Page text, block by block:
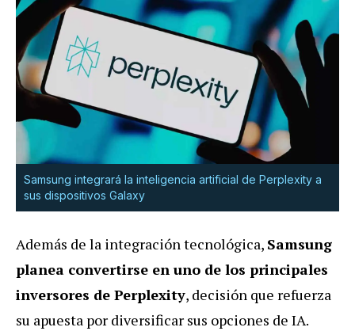
Samsung integrará la inteligencia artificial de Perplexity a
sus dispositivos Galaxy
Además de la integración tecnológica, Samsung
planea convertirse en uno de los principales
inversores de Perplexity, decisión que refuerza
su apuesta por diversificar sus opciones de IA.